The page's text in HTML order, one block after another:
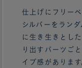
仕上げにフリー
シルバーをラン
に生き生きとし
り出すパーツご
イブ感があります